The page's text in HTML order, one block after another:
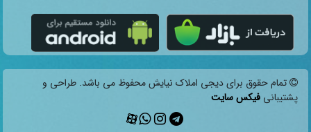
تمام حقوق برای دیجی املاک نیایش محفوظ می باشد. طراحی و
پشتیبانی فیکس سایت